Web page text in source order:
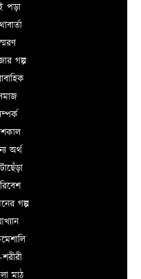
পড়া
গল্প
অর্থ
গল্প
মাঠ